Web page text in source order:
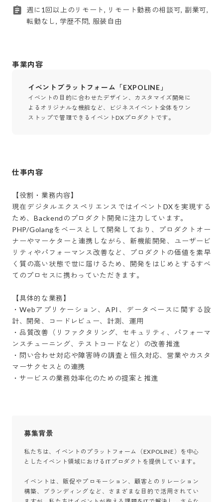
週に1回以上のリモート, リモート勤務の相談可, 副業可,
転勤なし, 学歴不問, 服装自由
事業内容
イベントプラットフォーム「EXPOLINE」
イベントの目的に合わせたデザイン、カスタマイズ開発に
よるオリジナルな機能など、ビジネスイベント全体をワン
ストップで管理できるイベントDXプロダクトです。
仕事内容
【役割・業務内容】
現在デジタルエクスペリエンスではイベントDXを実現する
ため、Backendのプロダクト開発に注力しています。
PHP/Golangをベースとして開発しており、プロダクトオー
ナーやマーケターと連携しながら、新機能開発、ユーザービ
リティやパフォーマンス改善など、プロダクトの価値を素早
く質の高い状態で世に届けるため、開発をはじめとするすべ
てのプロセスに携わっていただきます。
【具体的な業務】
・Webアプリケーション、API、データベースに関する設
計、開発、コードレビュー、計測、運用
・品質改善（リファクタリング、セキュリティ、パフォーマ
ンスチューニング、テストコードなど）の改善推進
・問い合わせ対応や障害時の調査と恒久対応、営業やカスタ
マーサクセスとの連携
・サービスの業務効率化のための提案と推進
募集背景
私たちは、イベントのプラットフォーム（EXPOLINE）を中心
としたイベント領域におけるITプロダクトを提供しています。
イベントは、販促やプロモーション、顧客とのリレーション
構築、ブランディングなど、さまざまな目的で活用されてい